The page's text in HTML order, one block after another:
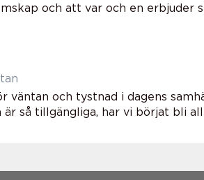
och att var och en erbjuder
väntan och tystnad i dagens
så tillgängliga, har vi börjat bli